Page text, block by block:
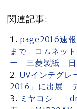
関連記事:
page2016速
まで コムネッ
ー 三菱製紙 日
UVインテグ
2016」に出展
ミヤコシ 「